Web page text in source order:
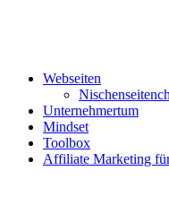
Webseiten
Unternehmertum
Mindset
Toolbox
Affiliate Marketing